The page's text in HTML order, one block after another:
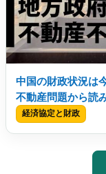
中国の財政状況は
不動産問題から読
経済協定と財政